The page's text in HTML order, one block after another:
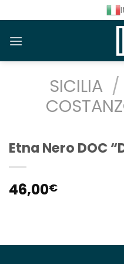
ai
contenuti
SICILIA /
Etna Nero DOC
46,00€